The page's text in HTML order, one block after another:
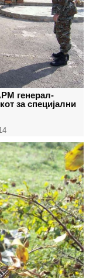
генерал-
за специјални